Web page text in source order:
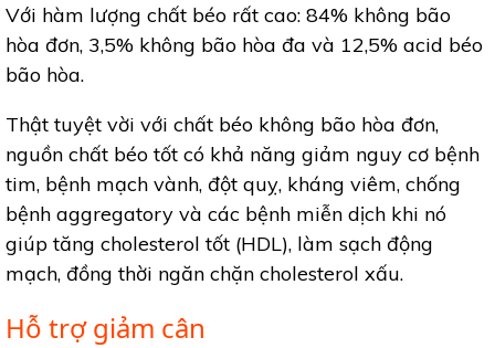
Với hàm lượng chất béo rất cao: 84% không bão
hòa đơn, 3,5% không bão hòa đa và 12,5% acid béo
bão hòa.
Thật tuyệt vời với chất béo không bão hòa đơn,
nguồn chất béo tốt có khả năng giảm nguy cơ bệnh
tim, bệnh mạch vành, đột quỵ, kháng viêm, chống
bệnh aggregatory và các bệnh miễn dịch khi nó
giúp tăng cholesterol tốt (HDL), làm sạch động
mạch, đồng thời ngăn chặn cholesterol xấu.
Hỗ trợ giảm cân